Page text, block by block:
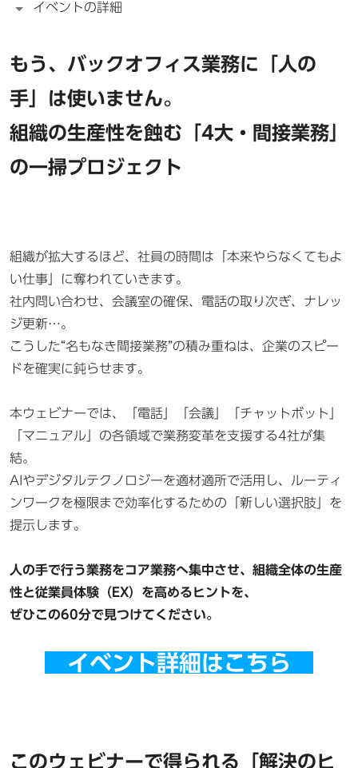
イベントの詳細
もう、バックオフィス業務に「人の
手」は使いません。
組織の生産性を蝕む「4大・間接業務」
の一掃プロジェクト
組織が拡大するほど、社員の時間は「本来やらなくてもよ
い仕事」に奪われていきます。
社内問い合わせ、会議室の確保、電話の取り次ぎ、ナレッ
ジ更新…。
こうした“名もなき間接業務”の積み重ねは、企業のスピー
ドを確実に鈍らせます。
本ウェビナーでは、「電話」「会議」「チャットボット」
「マニュアル」の各領域で業務変革を支援する4社が集
結。
AIやデジタルテクノロジーを適材適所で活用し、ルーティ
ンワークを極限まで効率化するための「新しい選択肢」を
提示します。
人の手で行う業務をコア業務へ集中させ、組織全体の生産
性と従業員体験（EX）を高めるヒントを、
ぜひこの60分で見つけてください。
イベント詳細はこちら
このウェビナーで得られる「解決のヒ